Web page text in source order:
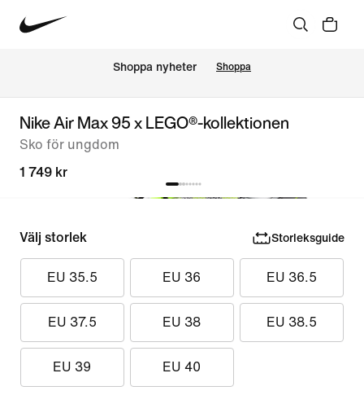
Shoppa nyheter Shoppa
Nike Air Max 95 x LEGO®-kollektionen
Sko för ungdom
1 749 kr
Välj storlek Storleksguide
EU 35.5 EU 36 EU 36.5
EU 37.5 EU 38 EU 38.5
EU 39 EU 40